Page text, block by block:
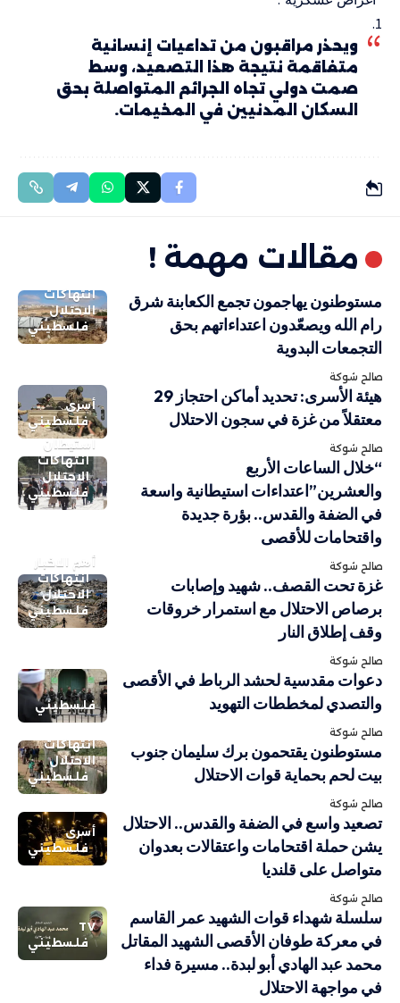
ويحذر مراقبون من تداعيات إنسانية
متفاقمة نتيجة هذا التصعيد، وسط
صمت دولي تجاه الجرائم المتواصلة بحق
السكان المدنيين في المخيمات.
مقالات مهمة !
انتهاكات
الاحتلال
فلسطيني
مستوطنون يهاجمون تجمع الكعابنة شرق
رام الله ويصعّدون اعتداءاتهم بحق
التجمعات البدوية
صالح شوكة
أسرى
فلسطيني
هيئة الأسرى: تحديد أماكن احتجاز 29
معتقلاً من غزة في سجون الاحتلال
صالح شوكة
استيطان
انتهاكات
الاحتلال
فلسطيني
“خلال الساعات الأربع
والعشرين”اعتداءات استيطانية واسعة
في الضفة والقدس.. بؤرة جديدة
واقتحامات للأقصى
صالح شوكة
أهم الاخبار
انتهاكات
الاحتلال
فلسطيني
غزة تحت القصف.. شهيد وإصابات
برصاص الاحتلال مع استمرار خروقات
وقف إطلاق النار
صالح شوكة
فلسطيني
دعوات مقدسية لحشد الرباط في الأقصى
والتصدي لمخططات التهويد
صالح شوكة
انتهاكات
الاحتلال
فلسطيني
مستوطنون يقتحمون برك سليمان جنوب
بيت لحم بحماية قوات الاحتلال
صالح شوكة
أسرى
فلسطيني
تصعيد واسع في الضفة والقدس.. الاحتلال
يشن حملة اقتحامات واعتقالات بعدوان
متواصل على قلنديا
صالح شوكة
TV
فلسطيني
سلسلة شهداء قوات الشهيد عمر القاسم
في معركة طوفان الأقصى الشهيد المقاتل
محمد عبد الهادي أبو لبدة.. مسيرة فداء
في مواجهة الاحتلال